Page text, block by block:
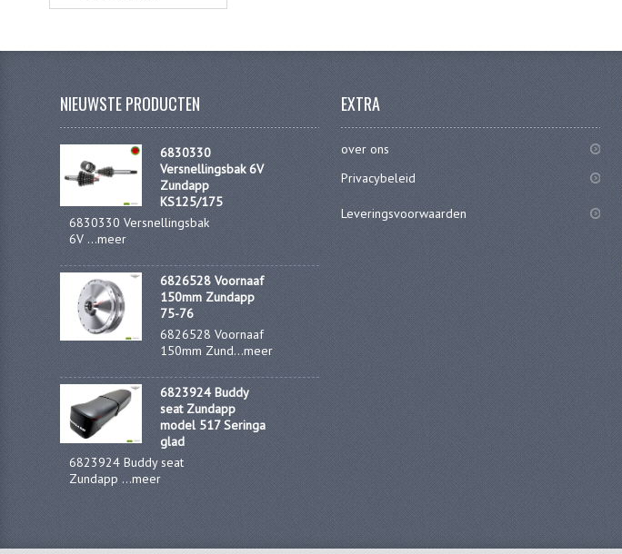
NIEUWSTE PRODUCTEN
6830330
Versnellingsbak 6V
Zundapp
KS125/175
6830330 Versnellingsbak
6V ...meer
6826528 Voornaaf
150mm Zundapp
75-76
6826528 Voornaaf
150mm Zund...meer
6823924 Buddy
seat Zundapp
model 517 Seringa
glad
6823924 Buddy seat
Zundapp ...meer
EXTRA
over ons
Privacybeleid
Leveringsvoorwaarden